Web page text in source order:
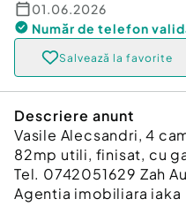
01.06.2026
Număr de telefon
Salvează la favorite
Descriere anunt
Vasile Alecsandri, 4
82mp utili, finisat, cu
Tel. 0742051629 Zah
Agentia imobiliara iaka